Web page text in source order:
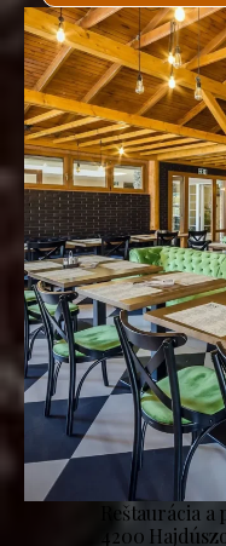
Reštaurácia
4200